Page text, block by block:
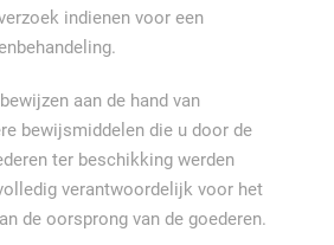
indienen voor een
aan de hand van
bewijsmiddelen die u door de
ter beschikking werden
verantwoordelijk voor het
de oorsprong van de goederen.